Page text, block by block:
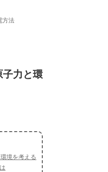
方法
子力と環
境を考える